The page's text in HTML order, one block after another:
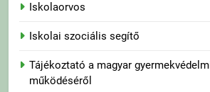
Iskolaorvos
Iskolai szociális segítő
Tájékoztató a magyar
működéséről